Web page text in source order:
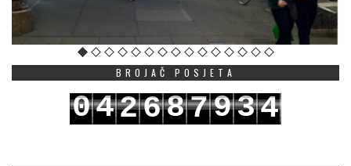
BROJAČ POSJETA
042687934